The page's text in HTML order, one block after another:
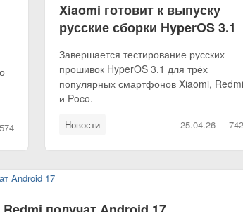
574
Xiaomi готовит к выпуску
русские сборки HyperOS 3.1
Завершается тестирование русских
прошивок HyperOS 3.1 для трёх
популярных смартфонов Xiaomi,
и Poco.
Новости 25.04.26